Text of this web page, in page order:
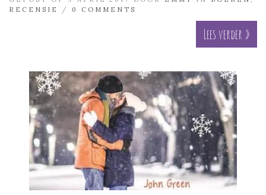
RECENSIE
/ 0 COMMENTS
Lees verder »